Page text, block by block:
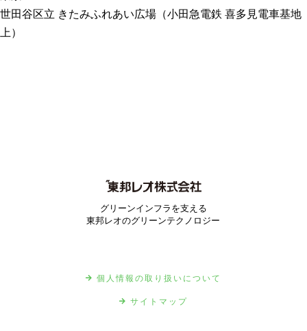
世田谷区立 きたみふれあい広場（小田急電鉄 喜多見電車基地
上）
グリーンインフラを支える
東邦レオのグリーンテクノロジー
個人情報の取り扱いについて
サイトマップ